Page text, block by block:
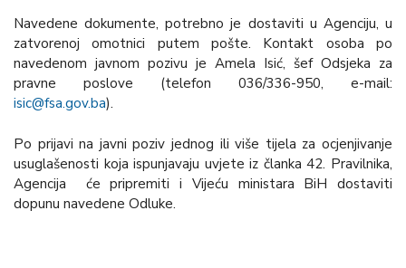
Navedene dokumente, potrebno je dostaviti u Agenciju, u
zatvorenoj omotnici putem pošte. Kontakt osoba po
navedenom javnom pozivu je Amela Isić, šef Odsjeka za
pravne poslove (telefon 036/336-950, e-mail:
isic@fsa.gov.ba).
Po prijavi na javni poziv jednog ili više tijela za ocjenjivanje
usuglašenosti koja ispunjavaju uvjete iz članka 42. Pravilnika,
Agencija će pripremiti i Vijeću ministara BiH dostaviti
dopunu navedene Odluke.